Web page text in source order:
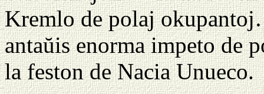
Kremlo de polaj
antaŭis enorma impeto
la feston de Nacia Unueco.